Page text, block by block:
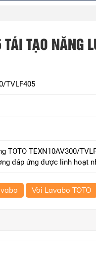
TẠO NĂNG
TVLF405
TOTO TEXN10AV300/
đáp ứng được linh hoạt
Vòi Lavabo TOTO